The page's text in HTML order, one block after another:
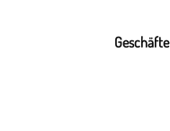
Geschäfte